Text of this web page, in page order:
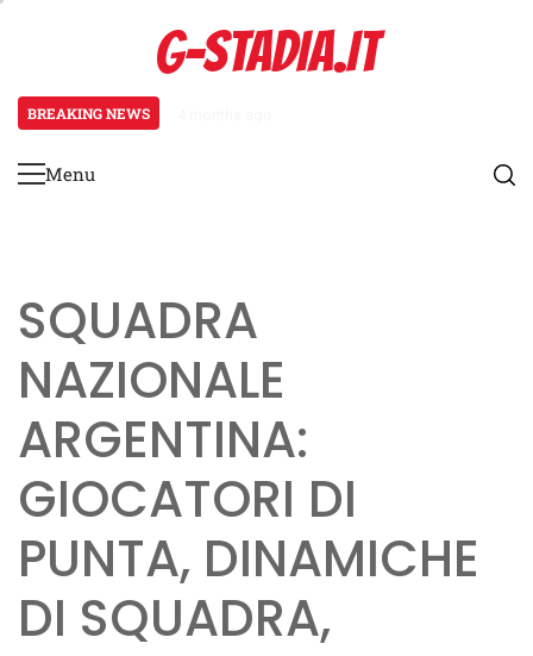
G-STADIA.IT
BREAKING NEWS
Primary
Menu
SQUADRA
NAZIONALE
ARGENTINA:
GIOCATORI DI
PUNTA, DINAMICHE
DI SQUADRA,